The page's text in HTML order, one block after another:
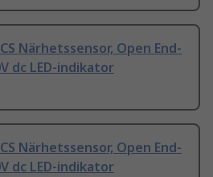
Närhetssensor, Open End-
dc LED-indikator
Närhetssensor, Open End-
dc LED-indikator